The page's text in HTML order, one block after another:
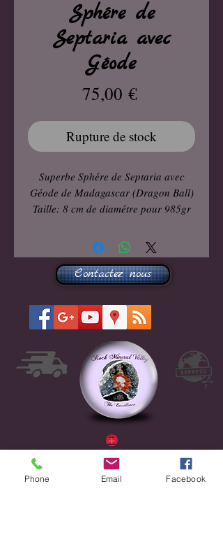
Sphére de
Septaria avec
Géode
75,00 €Prix
Rupture de stock
Superbe Sphére de Septaria avec
Géode de Madagascar (Dragon Ball)
Taille: 8 cm de diamétre pour 985gr
Contactez nous
Phone Email Facebook